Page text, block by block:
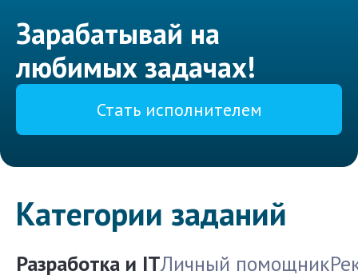
Зарабатывай на
любимых задачах!
Стать исполнителем
Категории заданий
Разработка и ITЛичный помощник